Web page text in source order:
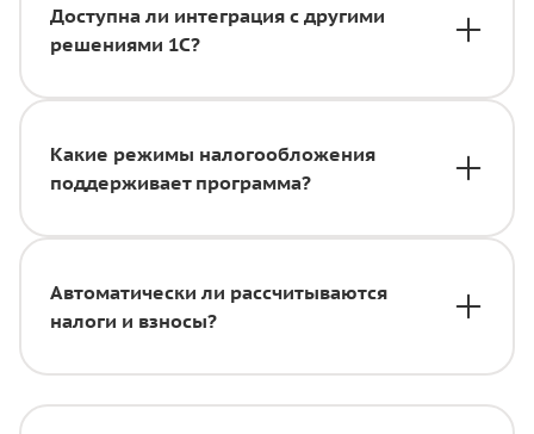
Доступна ли интеграция с другими
решениями 1С?
Какие режимы налогообложения
поддерживает программа?
Автоматически ли рассчитываются
налоги и взносы?